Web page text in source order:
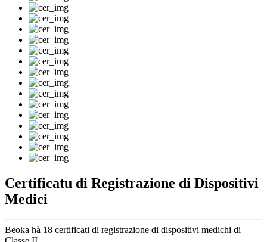
Certificatu di Registrazione di Dispositivi
Medici
Beoka hà 18 certificati di registrazione di dispositivi medichi di